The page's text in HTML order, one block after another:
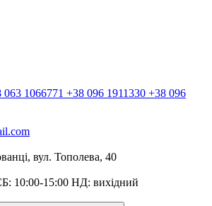
063 1066771 +38 096 1911330 +38 096
вул. Тополева, 40
10:00-15:00 НД: вихідний